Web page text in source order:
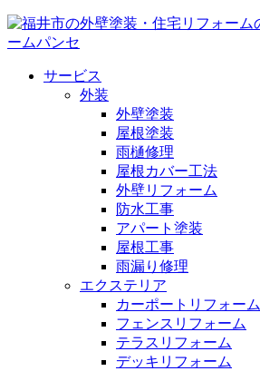
サービス
外装
外壁塗装
屋根塗装
雨樋修理
屋根カバー工法
外壁リフォーム
防水工事
アパート塗装
屋根工事
雨漏り修理
エクステリア
カーポートリフォーム
フェンスリフォーム
テラスリフォーム
デッキリフォーム